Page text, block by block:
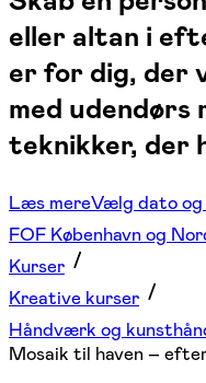
eller altan i
er for dig, der
med udendørs
teknikker, der
Læs mereVælg dato
FOF København og
Kurser
Kreative kurser
Håndværk og
Mosaik til haven –